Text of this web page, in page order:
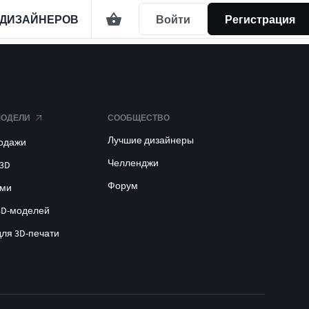
Войти Регистрация
моделей
3D-печати
СООБЩЕСТВО
Лучшие дизайнеры
Челленджи
Форум